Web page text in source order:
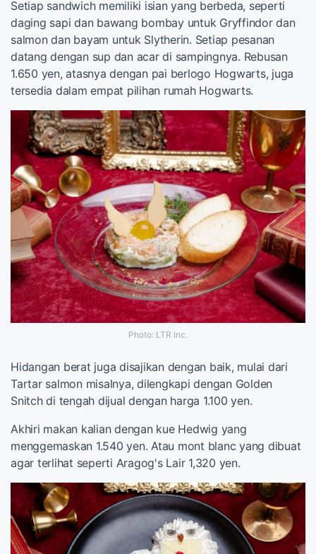
Setiap sandwich memiliki isian yang berbeda, seperti
daging sapi dan bawang bombay untuk Gryffindor dan
salmon dan bayam untuk Slytherin. Setiap pesanan
datang dengan sup dan acar di sampingnya. Rebusan
1.650 yen, atasnya dengan pai berlogo Hogwarts, juga
tersedia dalam empat pilihan rumah Hogwarts.
Photo: LTR Inc.
Hidangan berat juga disajikan dengan baik, mulai dari
Tartar salmon misalnya, dilengkapi dengan Golden
Snitch di tengah dijual dengan harga 1.100 yen.
Akhiri makan kalian dengan kue Hedwig yang
menggemaskan 1.540 yen. Atau mont blanc yang dibuat
agar terlihat seperti Aragog's Lair 1,320 yen.